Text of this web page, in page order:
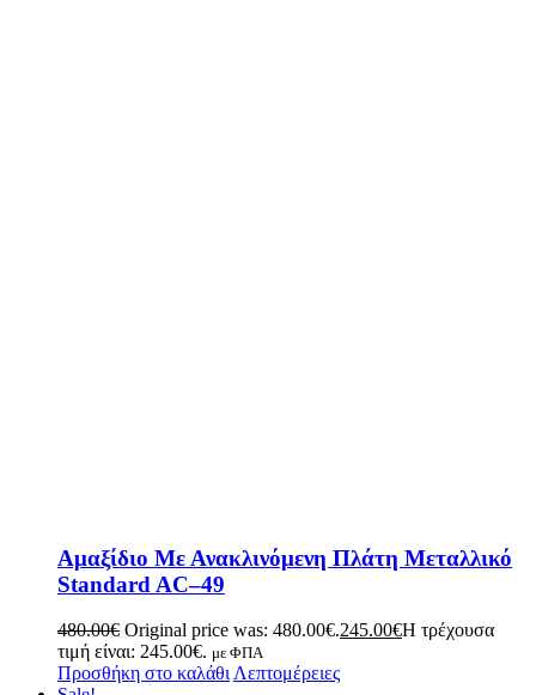
Αμαξίδιο Με Ανακλινόμενη Πλάτη Μεταλλικό
Standard AC–49
480.00€ Original price was: 480.00€.245.00€Η τρέχουσα
τιμή είναι: 245.00€. με ΦΠΑ
Προσθήκη στο καλάθι Λεπτομέρειες